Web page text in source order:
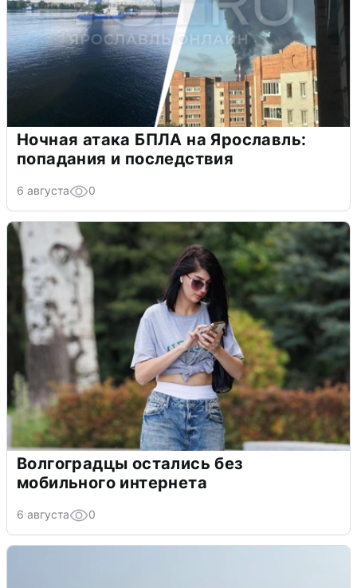
Ночная атака БПЛА на Ярославль:
попадания и последствия
6 августа 0
Волгоградцы остались без
мобильного интернета
6 августа 0